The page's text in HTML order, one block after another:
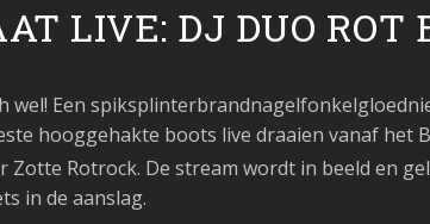
LIVE: DJ DUO ROT
wel! Een spiksplinterbrandnagelfonk
hooggehakte boots live draaien vanaf het
Zotte Rotrock. De stream wordt in beeld en
in de aanslag.